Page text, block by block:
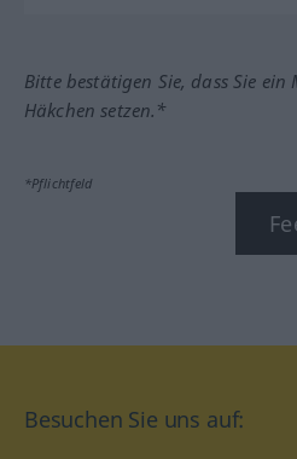
Bitte bestätigen Sie, dass Sie ein
Häkchen setzen.*
*Pflichtfeld
Besuchen Sie uns auf: